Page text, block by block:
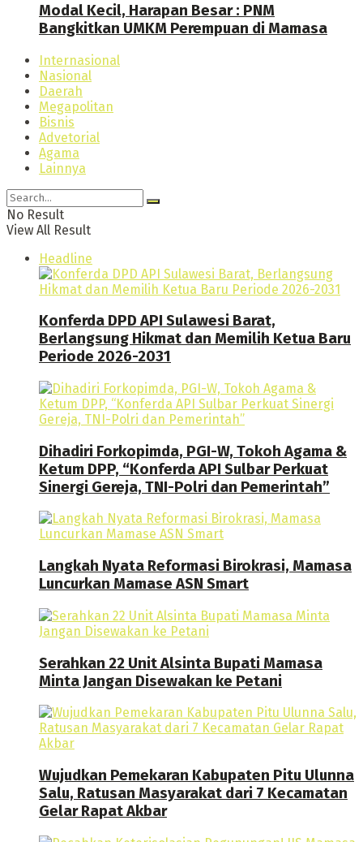
Modal Kecil, Harapan Besar : PNM
Bangkitkan UMKM Perempuan di Mamasa
Internasional
Nasional
Daerah
Megapolitan
Bisnis
Advetorial
Agama
Lainnya
No Result
View All Result
Headline
Konferda DPD API Sulawesi Barat,
Berlangsung Hikmat dan Memilih Ketua Baru
Periode 2026-2031
Dihadiri Forkopimda, PGI-W, Tokoh Agama &
Ketum DPP, “Konferda API Sulbar Perkuat
Sinergi Gereja, TNI-Polri dan Pemerintah”
Langkah Nyata Reformasi Birokrasi, Mamasa
Luncurkan Mamase ASN Smart
Serahkan 22 Unit Alsinta Bupati Mamasa
Minta Jangan Disewakan ke Petani
Wujudkan Pemekaran Kabupaten Pitu Ulunna
Salu, Ratusan Masyarakat dari 7 Kecamatan
Gelar Rapat Akbar